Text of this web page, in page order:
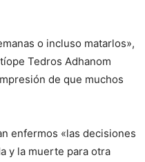
o incluso matarlos»,
Tedros Adhanom
de que muchos
enfermos «las decisiones
y la muerte para otra